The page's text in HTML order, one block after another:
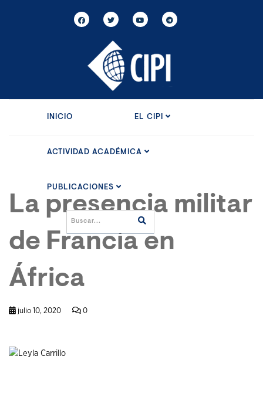
INICIO EL CIPI
ACTIVIDAD ACADÉMICA
PUBLICACIONES
La presencia militar
de Francia en
África
julio 10, 2020 0